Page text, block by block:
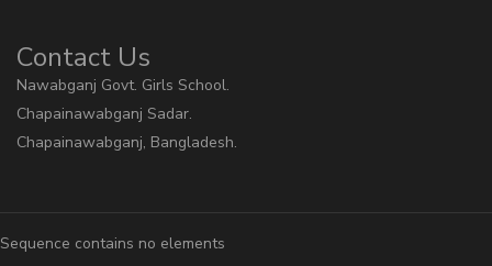
Contact Us
Nawabganj Govt. Girls School.
Chapainawabganj Sadar.
Chapainawabganj, Bangladesh.
Sequence contains no elements